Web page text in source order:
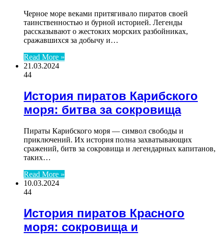
Черное море веками притягивало пиратов своей
таинственностью и бурной историей. Легенды
рассказывают о жестоких морских разбойниках,
сражавшихся за добычу и…
Read More »
21.03.2024
44
История пиратов Карибского
моря: битва за сокровища
Пираты Карибского моря — символ свободы и
приключений. Их история полна захватывающих
сражений, битв за сокровища и легендарных капитанов,
таких…
Read More »
10.03.2024
44
История пиратов Красного
моря: сокровища и